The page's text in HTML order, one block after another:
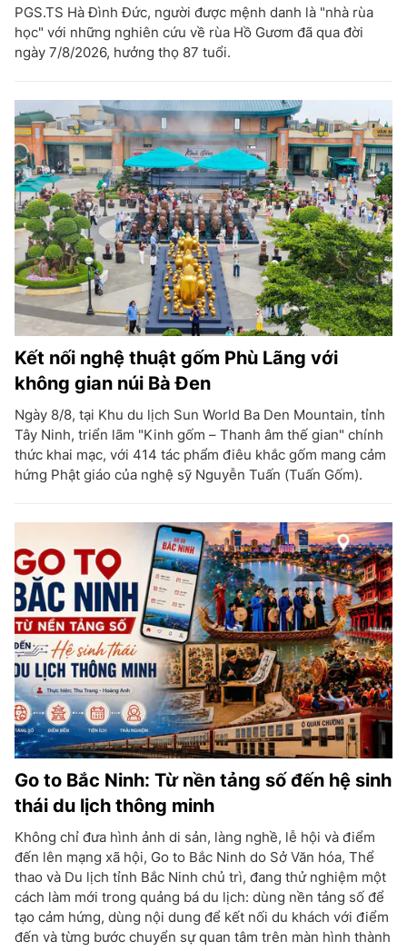
PGS.TS Hà Đình Đức, người được mệnh danh là "nhà rùa
học" với những nghiên cứu về rùa Hồ Gươm đã qua đời
ngày 7/8/2026, hưởng thọ 87 tuổi.
Kết nối nghệ thuật gốm Phù Lãng với
không gian núi Bà Đen
Ngày 8/8, tại Khu du lịch Sun World Ba Den Mountain, tỉnh
Tây Ninh, triển lãm "Kinh gốm – Thanh âm thế gian" chính
thức khai mạc, với 414 tác phẩm điêu khắc gốm mang cảm
hứng Phật giáo của nghệ sỹ Nguyễn Tuấn (Tuấn Gốm).
Go to Bắc Ninh: Từ nền tảng số đến hệ sinh
thái du lịch thông minh
Không chỉ đưa hình ảnh di sản, làng nghề, lễ hội và điểm
đến lên mạng xã hội, Go to Bắc Ninh do Sở Văn hóa, Thể
thao và Du lịch tỉnh Bắc Ninh chủ trì, đang thử nghiệm một
cách làm mới trong quảng bá du lịch: dùng nền tảng số để
tạo cảm hứng, dùng nội dung để kết nối du khách với điểm
đến và từng bước chuyển sự quan tâm trên màn hình thành